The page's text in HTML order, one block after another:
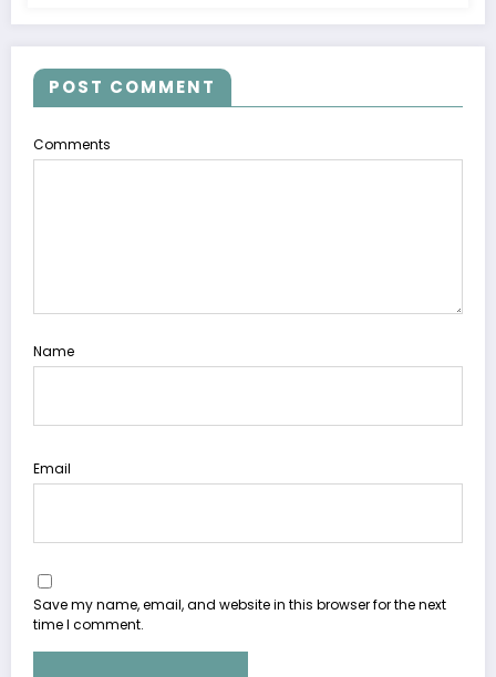
POST COMMENT
Comments
Name
Email
Save my name, email, and website in this browser for the next
time I comment.